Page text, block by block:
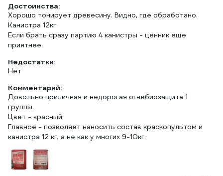
Достоинства:
Хорошо тонирует древесину. Видно, где обработано.
Канистра 12кг
Если брать сразу партию 4 канистры - ценник еще
приятнее.
Недостатки:
Нет
Комментарий:
Довольно приличная и недорогая огнебиозащита 1
группы.
Цвет - красный.
Главное - позволяет наносить состав краскопультом и
канистра 12 кг, а не как у многих 9-10кг.